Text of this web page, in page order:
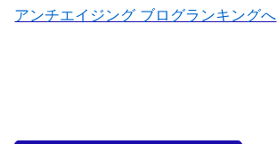
アンチエイジング ブログランキングへ